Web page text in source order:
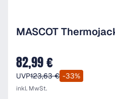
MASCOT
Verkaufspreis:
82,99 €
UVP123,63 € -33%
inkl. MwSt.